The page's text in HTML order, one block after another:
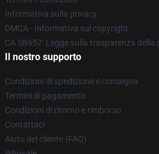
Informativa sulla privacy
DMCA - Informativa sul copyright
CA SB657: Legge sulla trasparenza
Il nostro supporto
Condizioni di spedizione e consegna
Termini di pagamento
Condizioni di ritorno e rimborso
Contattaci
Aiuto del cliente (FAQ)